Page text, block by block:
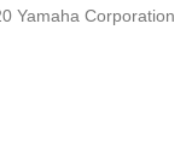
Yamaha Corporation